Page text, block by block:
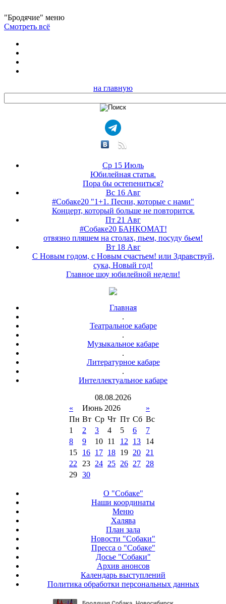
"Бродячие" меню
Смотреть всё
на главную
Ср 15 Июль
Юбилейная статья.
Пора бы остепениться?
Вс 16 Авг
#Собаке20 "1+1. Песни, которые с нами"
Концерт, который больше не повторится.
Пт 21 Авг
#Собаке20 БАНКОМАТ!
отвязно пляшем на столах, пьем, посуду бьем!
Вт 18 Авг
С Новым годом, с Новым счастьем! или Здравствуй,
сука, Новый год!
Главное шоу юбилейной недели!
Главная
.
Театральное кабаре
.
Музыкальное кабаре
.
Литературное кабаре
.
Интеллектуальное кабаре
08.08.2026
«
Июнь 2026
»
Пн Вт Ср Чт Пт Сб Вс
1
2 3 4 5 6
7
8
9 10 11 12 13
14
15
16 17 18 19 20
21
22
23 24 25 26 27
28
29 30
О "Собаке"
Наши координаты
Меню
Халява
План зала
Новости "Собаки"
Пресса о "Собаке"
Досье "Собаки"
Архив анонсов
Календарь выступлений
Политика обработки персональных данных